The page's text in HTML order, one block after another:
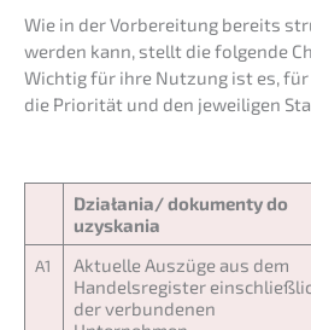
Wie in der Vorbe­rei­tung bereits
werden kann, stellt die folgen­de
Wichtig für ihre Nutzung ist es,
die Priori­tät und den jewei­li­gen
Działania/ dokumen­ty do
uzyskania
A1
Aktuel­le Auszü­ge aus dem
Handels­re­gis­ter
der verbun­de­nen